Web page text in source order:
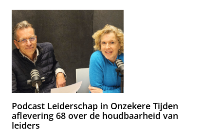
Podcast Leiderschap in Onzekere Tijden
aflevering 68 over de houdbaarheid van
leiders